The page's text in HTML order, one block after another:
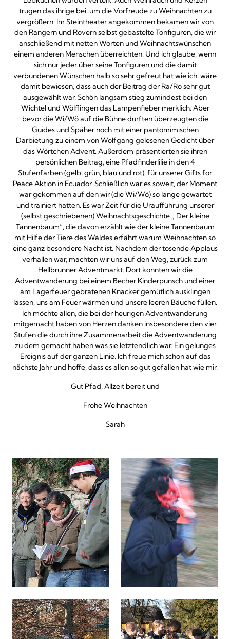
trugen das ihrige bei, um die Vorfreude zu Weihnachten zu
vergrößern. Im Steintheater angekommen bekamen wir von
den Rangern und Rovern selbst gebastelte Tonfiguren, die wir
anschließend mit netten Worten und Weihnachtswünschen
einem anderen Menschen überreichten. Und ich glaube, wenn
sich nur jeder über seine Tonfiguren und die damit
verbundenen Wünschen halb so sehr gefreut hat wie ich, wäre
damit bewiesen, dass auch der Beitrag der Ra/Ro sehr gut
ausgewählt war. Schön langsam stieg zumindest bei den
Wichtel und Wölflingen das Lampenfieber merklich. Aber
bevor die Wi/Wö auf die Bühne durften überzeugten die
Guides und Späher noch mit einer pantomimischen
Darbietung zu einem von Wolfgang gelesenen Gedicht über
das Wörtchen Advent. Außerdem präsentierten sie ihren
persönlichen Beitrag, eine Pfadfinderlilie in den 4
Stufenfarben (gelb, grün, blau und rot), für unserer Gifts for
Peace Aktion in Ecuador. Schließlich war es soweit, der Moment
war gekommen auf den wir (die Wi/Wö) so lange gewartet
und trainiert hatten. Es war Zeit für die Uraufführung unserer
(selbst geschriebenen) Weihnachtsgeschichte „ Der kleine
Tannenbaum“, die davon erzählt wie der kleine Tannenbaum
mit Hilfe der Tiere des Waldes erfährt warum Weihnachten so
eine ganz besondere Nacht ist. Nachdem der tosende Applaus
verhallen war, machten wir uns auf den Weg, zurück zum
Hellbrunner Adventmarkt. Dort konnten wir die
Adventwanderung bei einem Becher Kinderpunsch und einer
am Lagerfeuer gebratenen Knacker gemütlich ausklingen
lassen, uns am Feuer wärmen und unsere leeren Bäuche füllen.
Ich möchte allen, die bei der heurigen Adventwanderung
mitgemacht haben von Herzen danken insbesondere den vier
Stufen die durch ihre Zusammenarbeit die Adventwanderung
zu dem gemacht haben was sie letztendlich war. Ein gelunges
Ereignis auf der ganzen Linie. Ich freue mich schon auf das
nächste Jahr und hoffe, dass es allen so gut gefallen hat wie mir.
Gut Pfad, Allzeit bereit und
Frohe Weihnachten
Sarah